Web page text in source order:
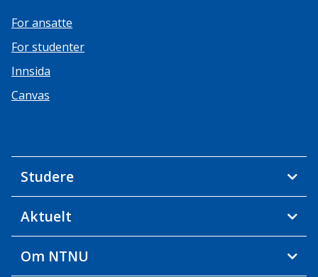
For ansatte
For studenter
Innsida
Canvas
Studere
Aktuelt
Om NTNU